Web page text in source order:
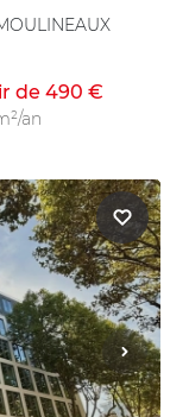
de 490 €
an